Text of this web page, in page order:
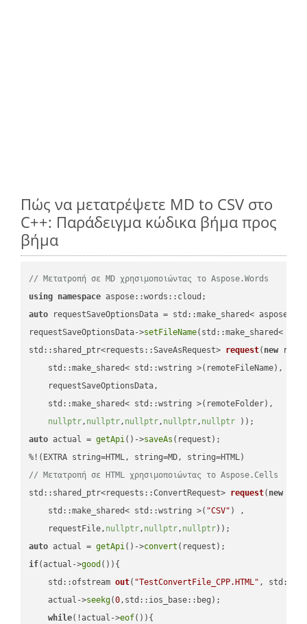
Πώς να μετατρέψετε MD to CSV στο
C++: Παράδειγμα κώδικα βήμα προς
βήμα
// Μετατροπή σε MD χρησιμοποιώντας το Aspose.Words
using namespace
auto requestSaveOptionsData = std::make_shared<
requestSaveOptionsData->setFileName(std::make_shared<
std::shared_ptr<requests::SaveAsRequest> request( new
    std::make_shared< std::wstring >(remoteFileName),
    requestSaveOptionsData,
    std::make_shared< std::wstring >(remoteFolder),
nullptr, nullptr, nullptr, nullptr, nullptr ))
auto actual = getApi()->saveAs (request);
// Μετατροπή σε HTML χρησιμοποιώντας το Aspose.Cells
std::shared_ptr<requests::ConvertRequest> request( new
    std::make_shared< std::wstring >(
"CSV" ) ,
    requestFile,
nullptr, nullptr, nullptr))
auto actual = getApi()->convert
if(actual->good ()){
std::ofstream out( "TestConvertFile_CPP.HTML" ,
    actual->
seekg(0,std::ios_base::beg);
while(!actual->eof()){